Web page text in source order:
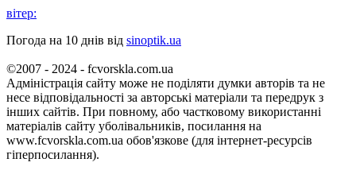
вітер:
Погода на 10 днів від sinoptik.ua
©2007 - 2024 - fcvorskla.com.ua
Адміністрація сайту може не поділяти думки авторів та не
несе відповідальності за авторські матеріали та передрук з
інших сайтів. При повному, або частковому використанні
матеріалів сайту уболівальників, посилання на
www.fcvorskla.com.ua обов'язкове (для інтернет-ресурсів
гіперпосилання).